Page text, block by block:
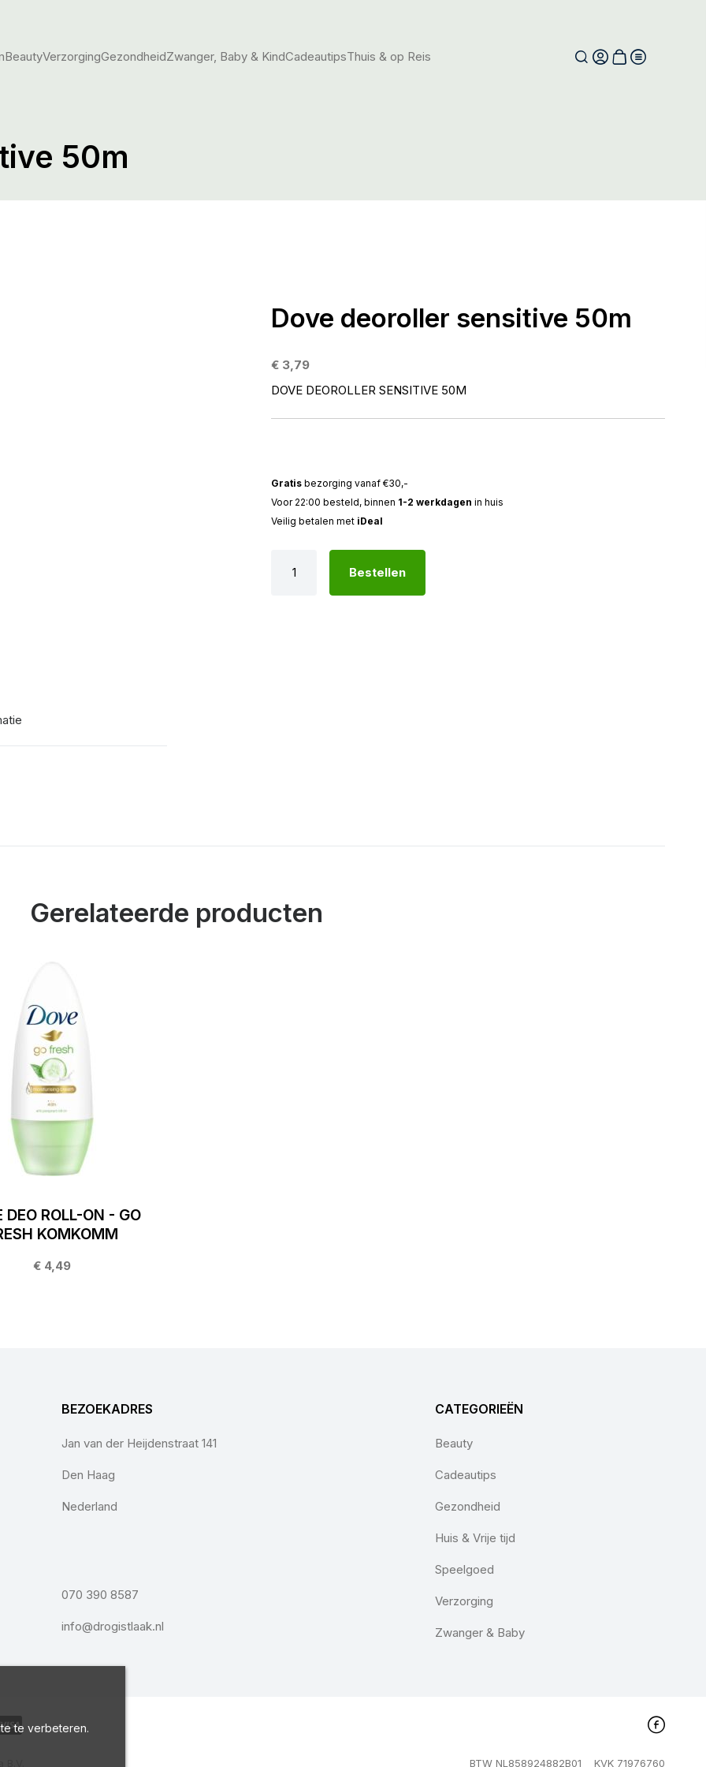
BeautyVerzorgingGezondheidZwanger, Baby & KindCadeautipsThuis & op Reis
50m
Dove deoroller sensitive 50m
€ 3,79
DOVE DEOROLLER SENSITIVE 50M
Gratis bezorging vanaf €30,-
Voor 22:00 besteld, binnen 1-2 werkdagen in huis
Veilig betalen met iDeal
Bestellen
Gerelateerde producten
DEO ROLL-ON - GO
KOMKOMM
€ 4,49
BEZOEKADRES
Jan van der Heijdenstraat 141
Den Haag
Nederland
070 390 8587
info@drogistlaak.nl
CATEGORIEËN
Beauty
Cadeautips
Gezondheid
Huis & Vrije tijd
Speelgoed
Verzorging
Zwanger & Baby
BTW NL858924882B01 KVK 71976760
te verbeteren.